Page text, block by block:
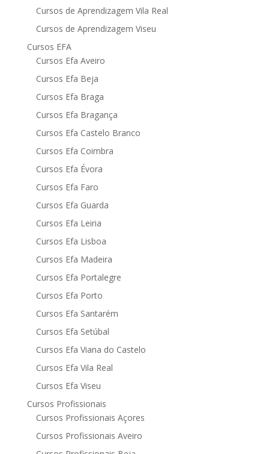
Cursos de Aprendizagem Vila Real
Cursos de Aprendizagem Viseu
Cursos EFA
Cursos Efa Aveiro
Cursos Efa Beja
Cursos Efa Braga
Cursos Efa Bragança
Cursos Efa Castelo Branco
Cursos Efa Coimbra
Cursos Efa Évora
Cursos Efa Faro
Cursos Efa Guarda
Cursos Efa Leiria
Cursos Efa Lisboa
Cursos Efa Madeira
Cursos Efa Portalegre
Cursos Efa Porto
Cursos Efa Santarém
Cursos Efa Setúbal
Cursos Efa Viana do Castelo
Cursos Efa Vila Real
Cursos Efa Viseu
Cursos Profissionais
Cursos Profissionais Açores
Cursos Profissionais Aveiro